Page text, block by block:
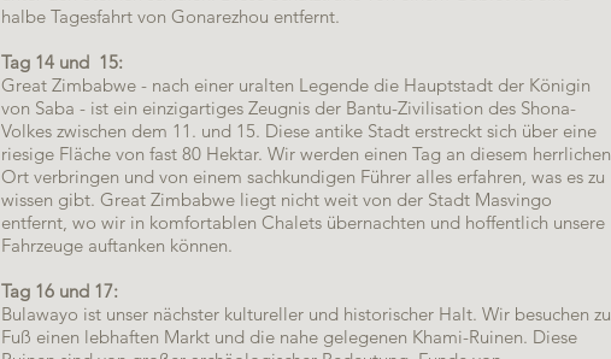
halbe Tagesfahrt von Gonarezhou entfernt.
Tag 14 und 15:
Great Zimbabwe - nach einer uralten Legende die Hauptstadt der Königin
von Saba - ist ein einzigartiges Zeugnis der Bantu-Zivilisation des Shona-
Volkes zwischen dem 11. und 15. Diese antike Stadt erstreckt sich über eine
riesige Fläche von fast 80 Hektar. Wir werden einen Tag an diesem herrlichen
Ort verbringen und von einem sachkundigen Führer alles erfahren, was es zu
wissen gibt. Great Zimbabwe liegt nicht weit von der Stadt Masvingo
entfernt, wo wir in komfortablen Chalets übernachten und hoffentlich unsere
Fahrzeuge auftanken können.
Tag 16 und 17:
Bulawayo ist unser nächster kultureller und historischer Halt. Wir besuchen zu
Fuß einen lebhaften Markt und die nahe gelegenen Khami-Ruinen. Diese